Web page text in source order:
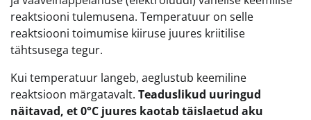
reaktsiooni tulemusena. Temperatuur on selle
reaktsiooni toimumise kiiruse juures kriitilise
tähtsusega tegur.
Kui temperatuur langeb, aeglustub keemiline
reaktsioon märgatavalt. Teaduslikud uuringud
näitavad, et 0°C juures kaotab täislaetud aku